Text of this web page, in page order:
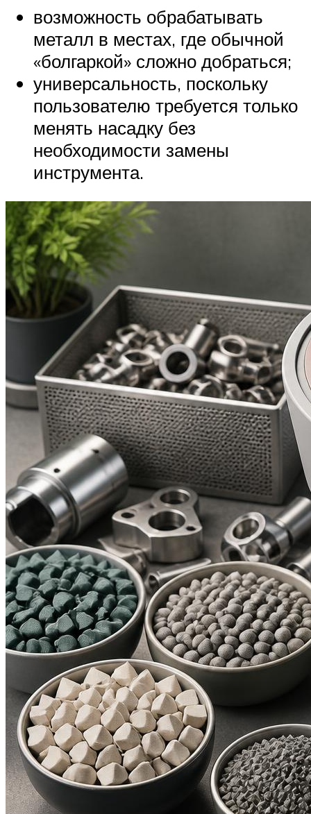
возможность обрабатывать
металл в местах, где обычной
«болгаркой» сложно добраться;
универсальность, поскольку
пользователю требуется только
менять насадку без
необходимости замены
инструмента.